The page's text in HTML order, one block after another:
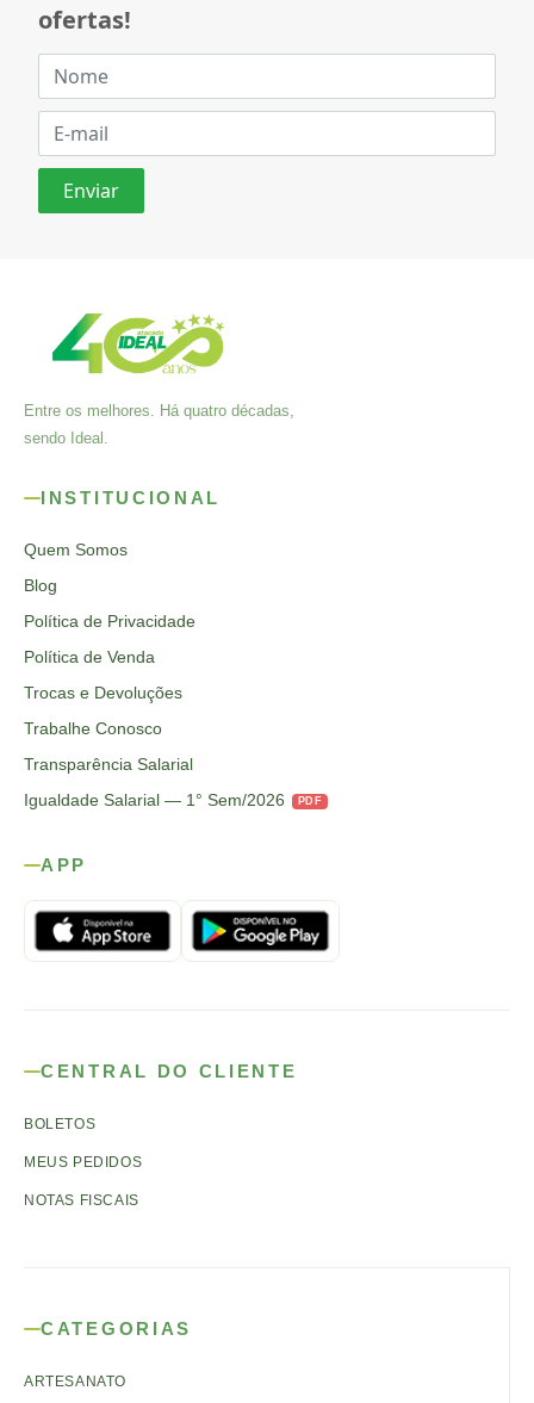
ofertas!
Entre os melhores. Há quatro décadas,
sendo Ideal.
INSTITUCIONAL
Quem Somos
Blog
Política de Privacidade
Política de Venda
Trocas e Devoluções
Trabalhe Conosco
Transparência Salarial
Igualdade Salarial — 1° Sem/2026
PDF
APP
CENTRAL DO CLIENTE
BOLETOS
MEUS PEDIDOS
NOTAS FISCAIS
CATEGORIAS
ARTESANATO